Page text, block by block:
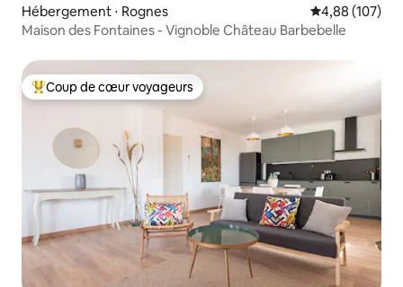
Hébergement ⋅ Rognes Évaluation
4,88 (107)
Maison des Fontaines - Vignoble Château Barbebelle
Coups de cœur voyageurs les plus appréciés
Coup de cœur voyageurs